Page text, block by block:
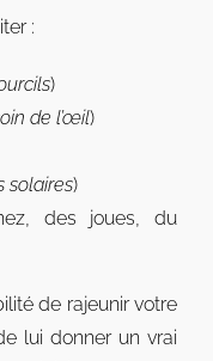
:
)
de l’œil)
solaires)
des joues, du
de rajeunir votre
lui donner un vrai